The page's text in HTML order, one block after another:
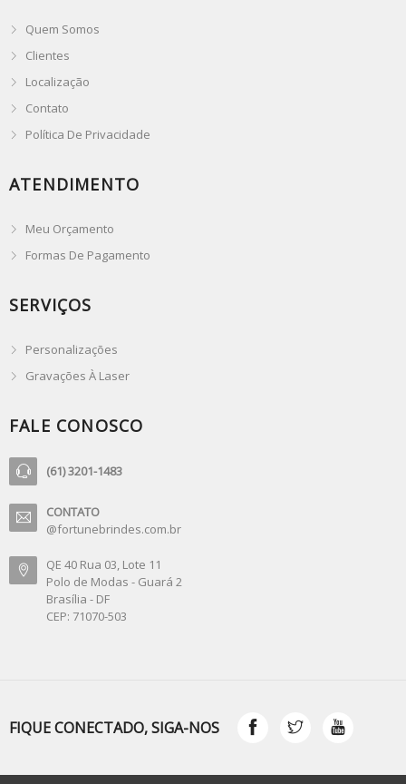
Quem Somos
Clientes
Localização
Contato
Política De Privacidade
ATENDIMENTO
Meu Orçamento
Formas De Pagamento
SERVIÇOS
Personalizações
Gravações À Laser
FALE CONOSCO
(61) 3201-1483
CONTATO
@fortunebrindes.com.br
QE 40 Rua 03, Lote 11
Polo de Modas - Guará 2
Brasília - DF
CEP: 71070-503
FIQUE CONECTADO, SIGA-NOS